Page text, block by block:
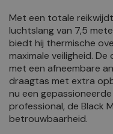
Met een totale
luchtslang van 7,5
biedt hij thermische
maximale veiligheid.
met een afneembare
draagtas met extra
nu een
professional, de Black
betrouwbaarheid.